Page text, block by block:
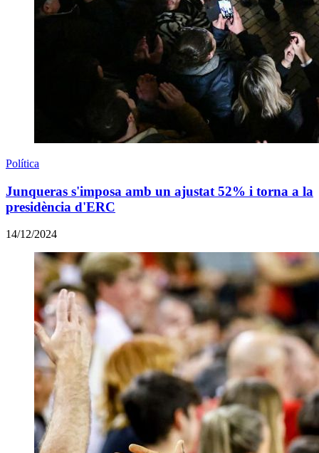
Política
Junqueras s'imposa amb un ajustat 52% i torna a la
presidència d'ERC
14/12/2024